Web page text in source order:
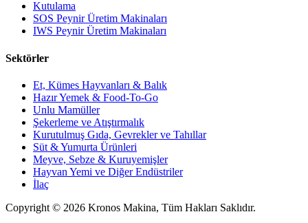
Kutulama
SOS Peynir Üretim Makinaları
IWS Peynir Üretim Makinaları
Sektörler
Et, Kümes Hayvanları & Balık
Hazır Yemek & Food-To-Go
Unlu Mamüller
Şekerleme ve Atıştırmalık
Kurutulmuş Gıda, Gevrekler ve Tahıllar
Süt & Yumurta Ürünleri
Meyve, Sebze & Kuruyemişler
Hayvan Yemi ve Diğer Endüstriler
İlaç
Copyright © 2026 Kronos Makina, Tüm Hakları Saklıdır.